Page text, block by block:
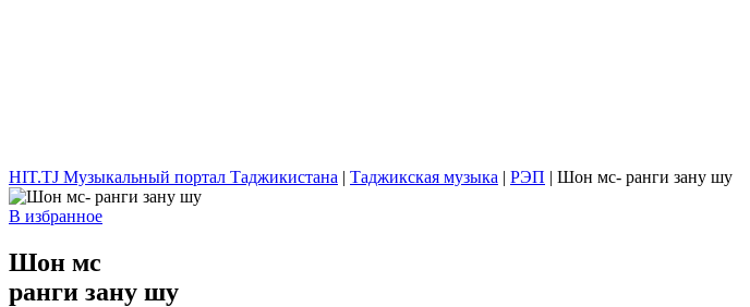
HIT.TJ Музыкальный портал Таджикистана | Таджикская музыка | РЭП | Шон мс- ранги зану шу
В избранное
Шон мс
ранги зану шу